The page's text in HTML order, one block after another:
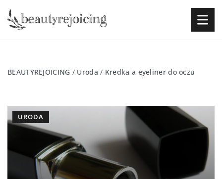
BEAUTYREJOICING / Uroda / Kredka a eyeliner do oczu
URODA